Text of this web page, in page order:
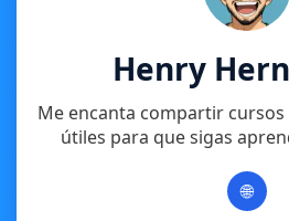
Henry
Me encanta compartir
útiles para que sigas
🌐